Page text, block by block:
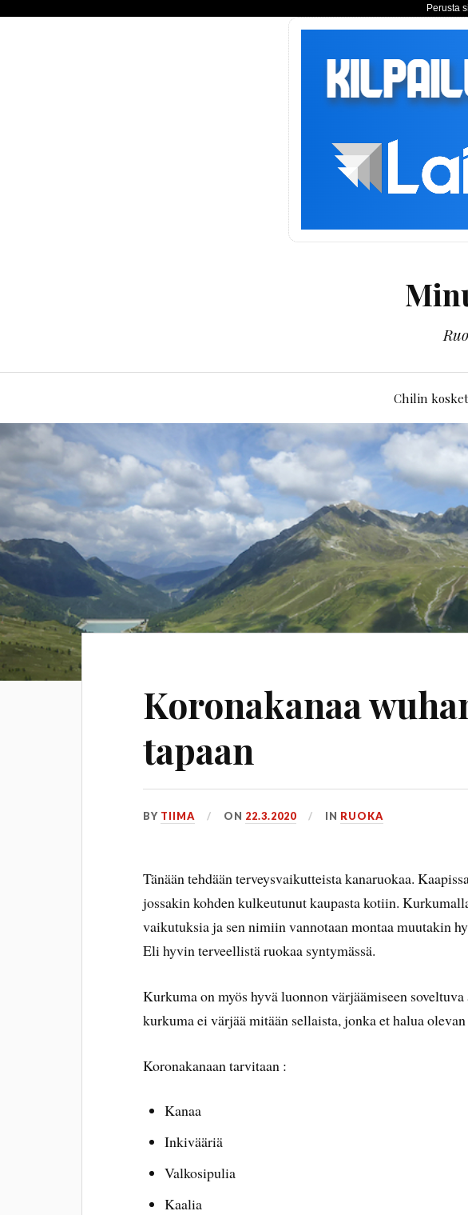
Perusta
Chilin
Koronakanaa
tapaan
BY TIIMA ON 22.3.2020 IN RUOKA
Tänään tehdään terveysvaikutteista kanaruokaa.
jossakin kohden kulkeutunut kaupasta kotiin.
vaikutuksia ja sen nimiin vannotaan montaa muutakin
Eli hyvin terveellistä ruokaa syntymässä.
Kurkuma on myös hyvä luonnon värjäämiseen
kurkuma ei värjää mitään sellaista, jonka et halua
Koronakanaan tarvitaan :
Kanaa
Inkivääriä
Valkosipulia
Kaalia